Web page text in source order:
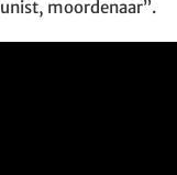
moordenaar”.